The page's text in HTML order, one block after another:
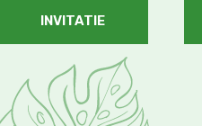
INVITATIE